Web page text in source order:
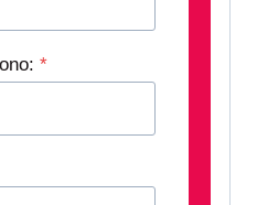
*